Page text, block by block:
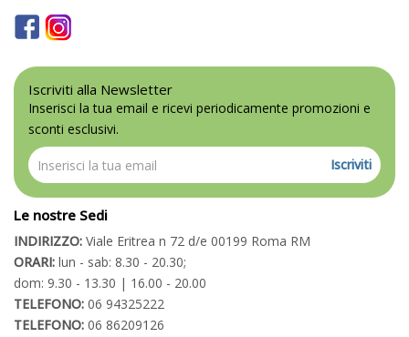
Iscriviti alla Newsletter
Inserisci la tua email e ricevi periodicamente promozioni e
sconti esclusivi.
Iscriviti
Le nostre Sedi
INDIRIZZO: Viale Eritrea n 72 d/e 00199 Roma RM
ORARI: lun - sab: 8.30 - 20.30;
dom: 9.30 - 13.30 | 16.00 - 20.00
TELEFONO: 06 94325222
TELEFONO: 06 86209126